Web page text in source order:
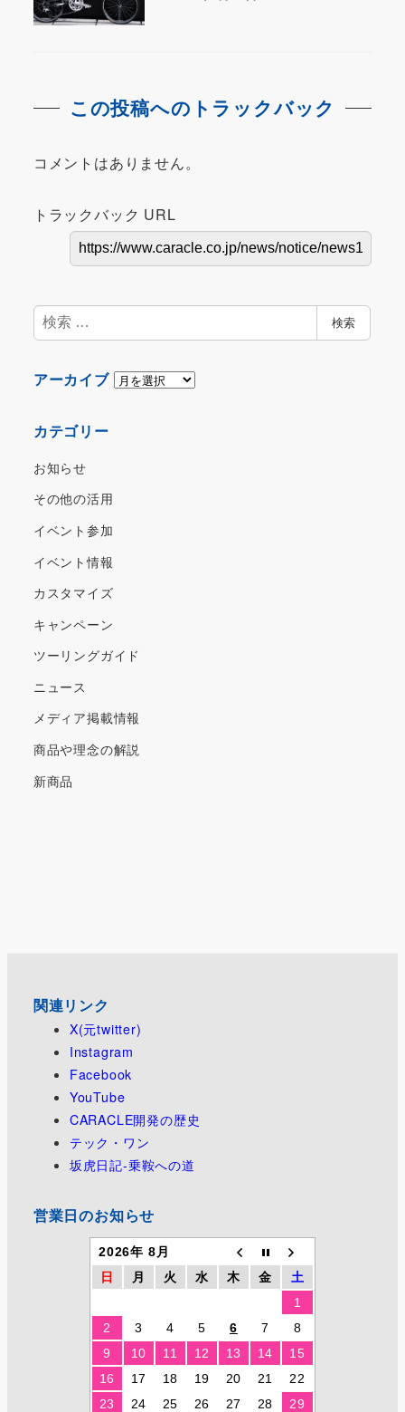
この投稿へのトラックバック
コメントはありません。
トラックバック URL
検
索
検索
アーカイブ ア
カテゴリー
お知らせ
その他の活用
イベント参加
イベント情報
カスタマイズ
キャンペーン
ツーリングガイド
ニュース
メディア掲載情報
商品や理念の解説
新商品
関連リンク
X(元twitter)
Instagram
Facebook
YouTube
CARACLE開発の歴史
テック・ワン
坂虎日記-乗鞍への道
営業日のお知らせ
2026年 8月
日
月 火 水 木 金
土
1
2
3 4 5 6 7
8
9
10 11 12 13 14
15
16
17 18 19 20 21
22
23
24 25 26 27 28
29